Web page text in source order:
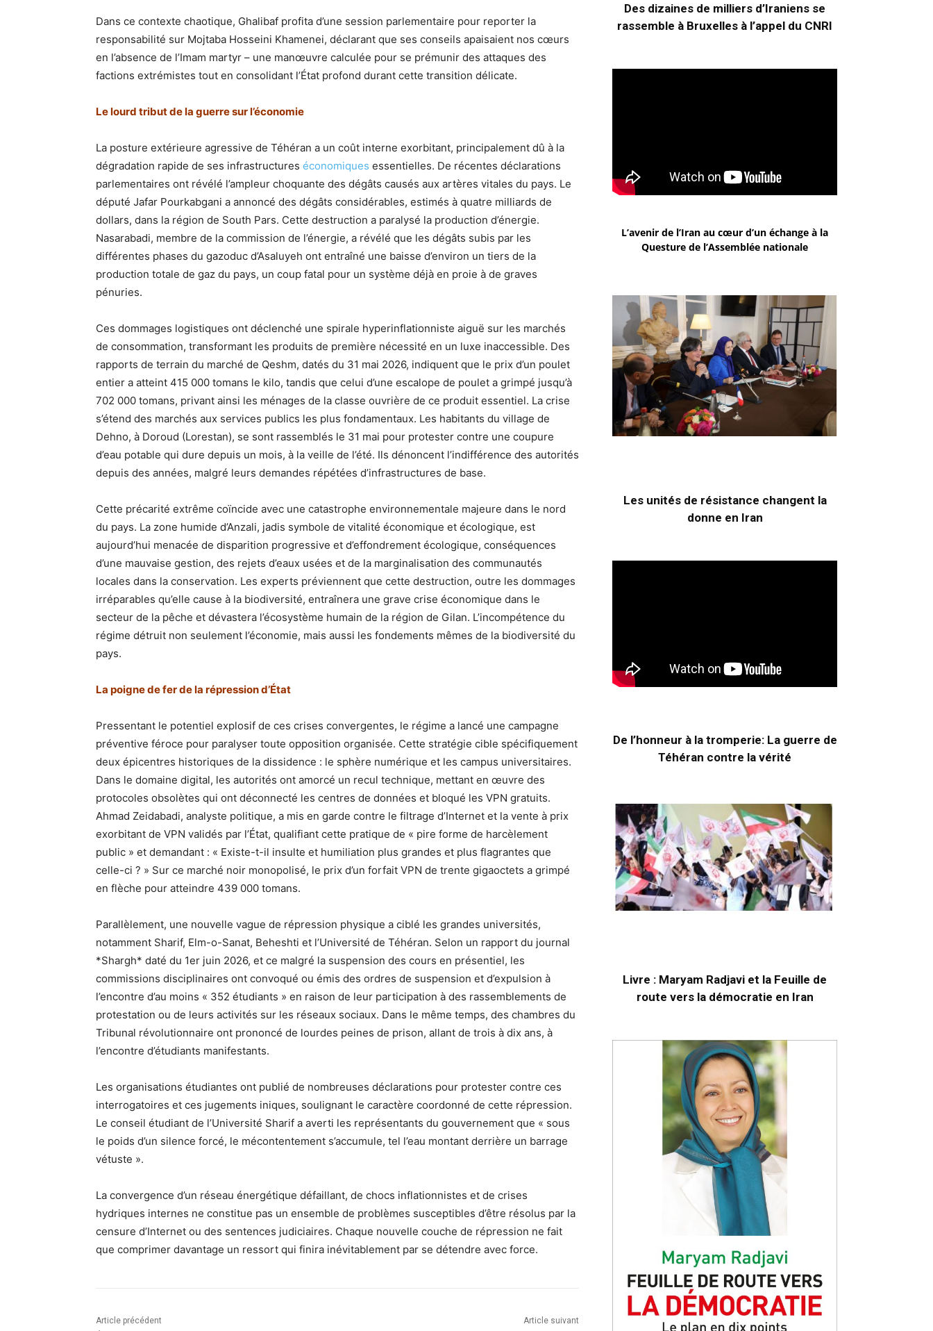
Dans ce contexte chaotique, Ghalibaf profita d’une session parlementaire pour reporter la
responsabilité sur Mojtaba Hosseini Khamenei, déclarant que ses conseils apaisaient nos cœurs
en l’absence de l’Imam martyr – une manœuvre calculée pour se prémunir des attaques des
factions extrémistes tout en consolidant l’État profond durant cette transition délicate.
Le lourd tribut de la guerre sur l’économie
La posture extérieure agressive de Téhéran a un coût interne exorbitant, principalement dû à la
dégradation rapide de ses infrastructures économiques essentielles. De récentes déclarations
parlementaires ont révélé l’ampleur choquante des dégâts causés aux artères vitales du pays. Le
député Jafar Pourkabgani a annoncé des dégâts considérables, estimés à quatre milliards de
dollars, dans la région de South Pars. Cette destruction a paralysé la production d’énergie.
Nasarabadi, membre de la commission de l’énergie, a révélé que les dégâts subis par les
différentes phases du gazoduc d’Asaluyeh ont entraîné une baisse d’environ un tiers de la
production totale de gaz du pays, un coup fatal pour un système déjà en proie à de graves
pénuries.
Ces dommages logistiques ont déclenché une spirale hyperinflationniste aiguë sur les marchés
de consommation, transformant les produits de première nécessité en un luxe inaccessible. Des
rapports de terrain du marché de Qeshm, datés du 31 mai 2026, indiquent que le prix d’un poulet
entier a atteint 415 000 tomans le kilo, tandis que celui d’une escalope de poulet a grimpé jusqu’à
702 000 tomans, privant ainsi les ménages de la classe ouvrière de ce produit essentiel. La crise
s’étend des marchés aux services publics les plus fondamentaux. Les habitants du village de
Dehno, à Doroud (Lorestan), se sont rassemblés le 31 mai pour protester contre une coupure
d’eau potable qui dure depuis un mois, à la veille de l’été. Ils dénoncent l’indifférence des autorités
depuis des années, malgré leurs demandes répétées d’infrastructures de base.
Cette précarité extrême coïncide avec une catastrophe environnementale majeure dans le nord
du pays. La zone humide d’Anzali, jadis symbole de vitalité économique et écologique, est
aujourd’hui menacée de disparition progressive et d’effondrement écologique, conséquences
d’une mauvaise gestion, des rejets d’eaux usées et de la marginalisation des communautés
locales dans la conservation. Les experts préviennent que cette destruction, outre les dommages
irréparables qu’elle cause à la biodiversité, entraînera une grave crise économique dans le
secteur de la pêche et dévastera l’écosystème humain de la région de Gilan. L’incompétence du
régime détruit non seulement l’économie, mais aussi les fondements mêmes de la biodiversité du
pays.
La poigne de fer de la répression d’État
Pressentant le potentiel explosif de ces crises convergentes, le régime a lancé une campagne
préventive féroce pour paralyser toute opposition organisée. Cette stratégie cible spécifiquement
deux épicentres historiques de la dissidence : le sphère numérique et les campus universitaires.
Dans le domaine digital, les autorités ont amorcé un recul technique, mettant en œuvre des
protocoles obsolètes qui ont déconnecté les centres de données et bloqué les VPN gratuits.
Ahmad Zeidabadi, analyste politique, a mis en garde contre le filtrage d’Internet et la vente à prix
exorbitant de VPN validés par l’État, qualifiant cette pratique de « pire forme de harcèlement
public » et demandant : « Existe-t-il insulte et humiliation plus grandes et plus flagrantes que
celle-ci ? » Sur ce marché noir monopolisé, le prix d’un forfait VPN de trente gigaoctets a grimpé
en flèche pour atteindre 439 000 tomans.
Parallèlement, une nouvelle vague de répression physique a ciblé les grandes universités,
notamment Sharif, Elm-o-Sanat, Beheshti et l’Université de Téhéran. Selon un rapport du journal
*Shargh* daté du 1er juin 2026, et ce malgré la suspension des cours en présentiel, les
commissions disciplinaires ont convoqué ou émis des ordres de suspension et d’expulsion à
l’encontre d’au moins « 352 étudiants » en raison de leur participation à des rassemblements de
protestation ou de leurs activités sur les réseaux sociaux. Dans le même temps, des chambres du
Tribunal révolutionnaire ont prononcé de lourdes peines de prison, allant de trois à dix ans, à
l’encontre d’étudiants manifestants.
Les organisations étudiantes ont publié de nombreuses déclarations pour protester contre ces
interrogatoires et ces jugements iniques, soulignant le caractère coordonné de cette répression.
Le conseil étudiant de l’Université Sharif a averti les représentants du gouvernement que « sous
le poids d’un silence forcé, le mécontentement s’accumule, tel l’eau montant derrière un barrage
vétuste ».
La convergence d’un réseau énergétique défaillant, de chocs inflationnistes et de crises
hydriques internes ne constitue pas un ensemble de problèmes susceptibles d’être résolus par la
censure d’Internet ou des sentences judiciaires. Chaque nouvelle couche de répression ne fait
que comprimer davantage un ressort qui finira inévitablement par se détendre avec force.
Article précédent Article suivant
Des dizaines de milliers d’Iraniens se
rassemble à Bruxelles à l’appel du CNRI
L’avenir de l’Iran au cœur d’un échange à la
Questure de l’Assemblée nationale
Les unités de résistance changent la
donne en Iran
De l’honneur à la tromperie: La guerre de
Téhéran contre la vérité
Livre : Maryam Radjavi et la Feuille de
route vers la démocratie en Iran